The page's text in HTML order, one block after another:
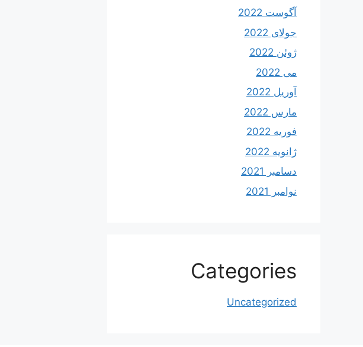
آگوست 2022
جولای 2022
ژوئن 2022
می 2022
آوریل 2022
مارس 2022
فوریه 2022
ژانویه 2022
دسامبر 2021
نوامبر 2021
Categories
Uncategorized